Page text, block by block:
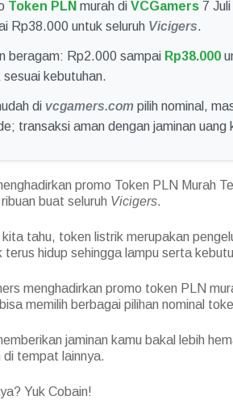
Token PLN murah di VCGamers 7
Rp38.000 untuk seluruh Vicigers.
beragam: Rp2.000 sampai Rp38.000
sesuai kebutuhan.
di vcgamers.com pilih nominal,
transaksi aman dengan jaminan uang
promo Token PLN Murah
buat seluruh Vicigers.
tahu, token listrik merupakan
terus hidup sehingga lampu serta
menghadirkan promo token PLN
memilih berbagai pilihan nominal
jaminan kamu bakal lebih
di tempat lainnya.
Yuk Cobain!